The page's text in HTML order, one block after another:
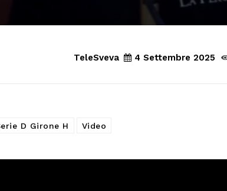
TeleSveva 4 Settembre 2025
D Girone H Video